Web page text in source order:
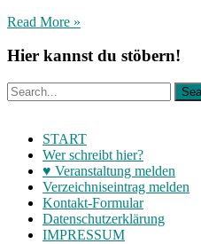
Read More »
Hier kannst du stöbern!
START
Wer schreibt hier?
♥ Veranstaltung melden
Verzeichniseintrag melden
Kontakt-Formular
Datenschutzerklärung
IMPRESSUM